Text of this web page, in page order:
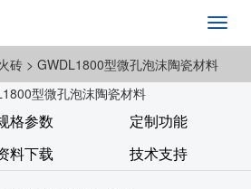
砖 > GWDL1800型微孔泡沫陶瓷材料
格参数
定制功能
料下载 技术支持